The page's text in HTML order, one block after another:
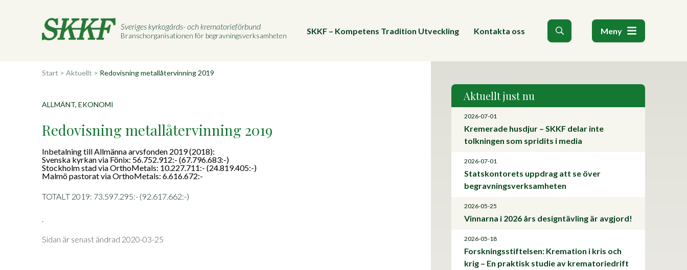
Sveriges kyrkogårds- och krematorieförbund
Branschorganisationen för begravningsverksamheten SKKF – Kompetens Tradition Utveckling Kontakta oss Meny
Start > Aktuellt > Redovisning metallåtervinning 2019
ALLMÄNT, EKONOMI
Redovisning metallåtervinning 2019
Inbetalning till Allmänna arvsfonden 2019 (2018):
Svenska kyrkan via Fönix: 56.752.912:- (67.796.683:-)
Stockholm stad via OrthoMetals: 10.227.711:- (24.819.405:-)
Malmö pastorat via OrthoMetals: 6.616.672:-
TOTALT 2019: 73.597.295:- (92.617.662:-)
.
Sidan är senast ändrad 2020-03-25
Aktuellt just nu
2026-07-01
Kremerade husdjur – SKKF delar inte
tolkningen som spridits i media
2026-07-01
Statskontorets uppdrag att se över
begravningsverksamheten
2026-05-25
Vinnarna i 2026 års designtävling är avgjord!
2026-05-18
Forskningsstiftelsen: Kremation i kris och
krig – En praktisk studie av krematoriedrift